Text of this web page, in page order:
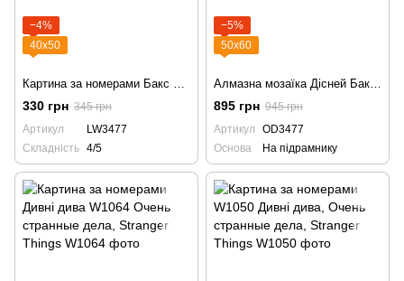
−4%
40х50
Картина за номерами Бакс Банні та Лола, з фарбами металік LW3477
330 грн 345 грн
Артикул
LW3477
Складність 4/5
−5%
50х60
Алмазна мозаїка Дісней Бакс і Лола Банні OD3477
895 грн 945 грн
Артикул
OD3477
Основа
На підрамнику